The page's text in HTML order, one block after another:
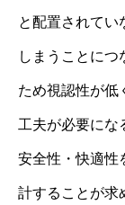
と配置されてい
しまうことに
ため視認性が低
工夫が必要にな
安全性・快適性
計することが求